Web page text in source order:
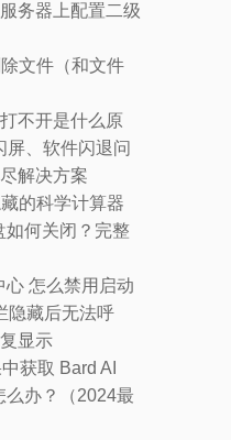
务器上配置二级
文件（和文件
不开是什么原
屏、软件闪退问
解决方案
的科学计算器
如何关闭？完整
怎么禁用启动
隐藏后无法呼
显示
获取 Bard AI
么办？（2024最